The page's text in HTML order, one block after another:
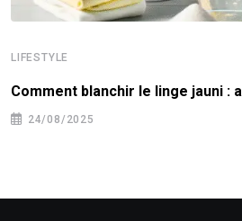
LIFESTYLE
Comment blanchir le linge jauni :
24/08/2025